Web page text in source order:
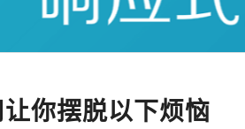
你摆脱以下烦恼